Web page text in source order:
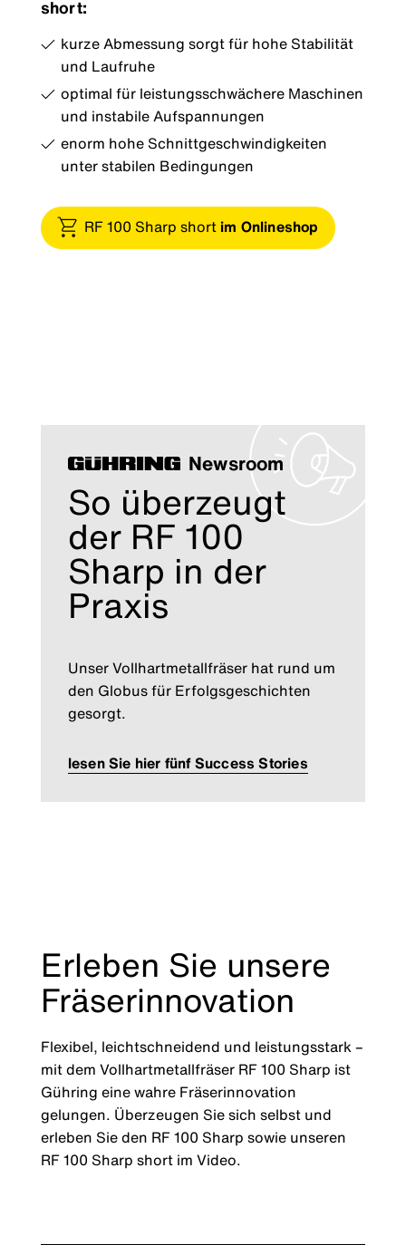
short:
kurze Abmessung sorgt für hohe Stabilität
und Laufruhe
optimal für leistungsschwächere Maschinen
und instabile Aufspannungen
enorm hohe Schnittgeschwindigkeiten
unter stabilen Bedingungen
RF 100 Sharp short im Onlineshop
Newsroom
So überzeugt
der RF 100
Sharp in der
Praxis
Unser Vollhartmetallfräser hat rund um
den Globus für Erfolgsgeschichten
gesorgt.
lesen Sie hier fünf Success Stories
Erleben Sie unsere
Fräserinnovation
Flexibel, leichtschneidend und leistungsstark –
mit dem Vollhartmetallfräser RF 100 Sharp ist
Gühring eine wahre Fräserinnovation
gelungen. Überzeugen Sie sich selbst und
erleben Sie den RF 100 Sharp sowie unseren
RF 100 Sharp short im Video.